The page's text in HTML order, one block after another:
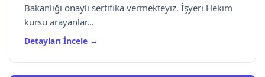
Bakanlığı onaylı sertifika vermekteyiz. İşyeri Hekim
kursu arayanlar...
Detayları İncele →